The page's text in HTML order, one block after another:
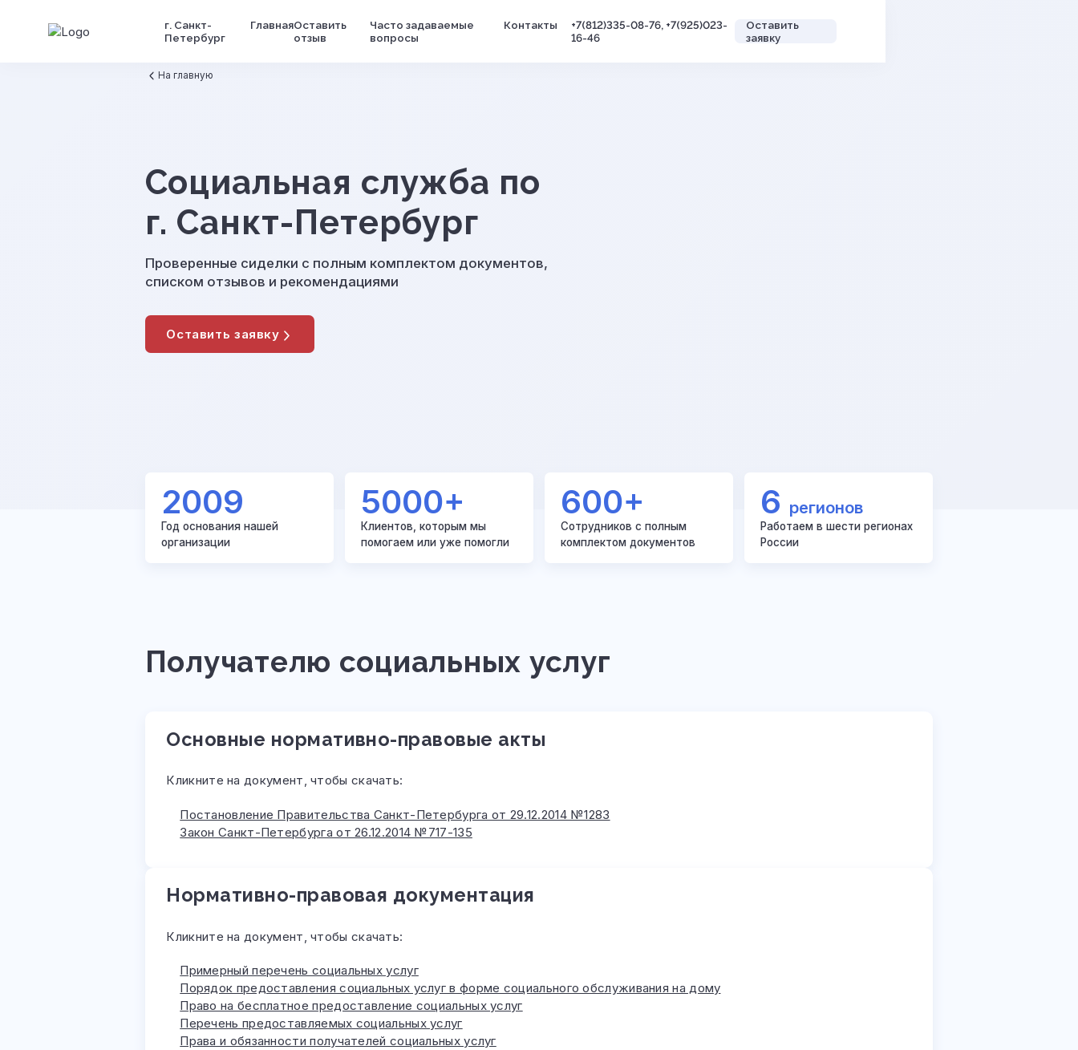
г. Санкт-
Петербург
ГлавнаяОставить
отзыв
Часто задаваемые
вопросы
Контакты
+7(812)335-08-76, +7(925)023-
16-46
Оставить
заявку
На главную
Социальная служба по
г. Санкт-Петербург
Проверенные сиделки с полным комплектом документов,
списком отзывов и рекомендациями
Оставить заявку
2009
Год основания нашей
организации
5000+
Клиентов, которым мы
помогаем или уже помогли
600+
Сотрудников с полным
комплектом документов
6 регионов
Работаем в шести регионах
России
Получателю социальных услуг
Основные нормативно-правовые акты
Кликните на документ, чтобы скачать:
Постановление Правительства Санкт-Петербурга от 29.12.2014 №1283
Закон Санкт-Петербурга от 26.12.2014 №717-135
Нормативно-правовая документация
Кликните на документ, чтобы скачать:
Примерный перечень социальных услуг
Порядок предоставления социальных услуг в форме социального обслуживания на дому
Право на бесплатное предоставление социальных услуг
Перечень предоставляемых социальных услуг
Права и обязанности получателей социальных услуг